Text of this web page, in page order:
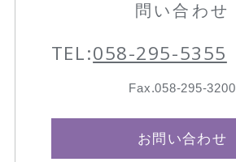
問い合わせ
TEL:058-295-5355
Fax.058-295-3200
お問い合わせ